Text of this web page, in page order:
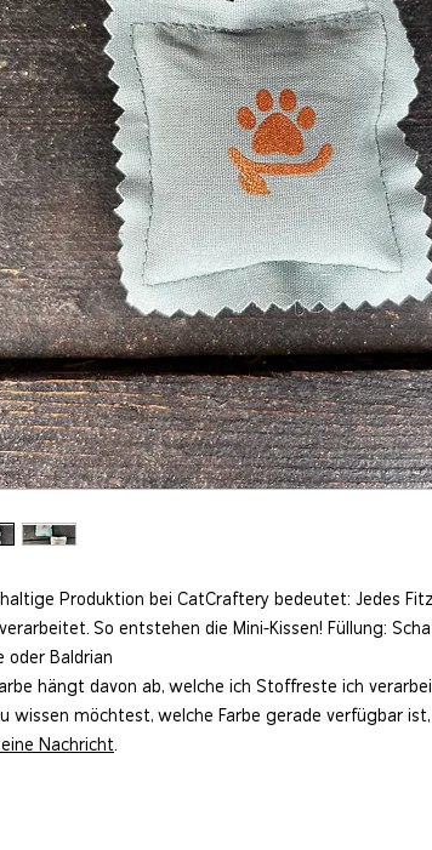
Produktion bei CatCraftery bedeutet: Jedes
So entstehen die Mini-Kissen! Füllung:
oder Baldrian
hängt davon ab, welche ich Stoffreste ich
wissen möchtest, welche Farbe gerade verfügbar ist,
Nachricht.